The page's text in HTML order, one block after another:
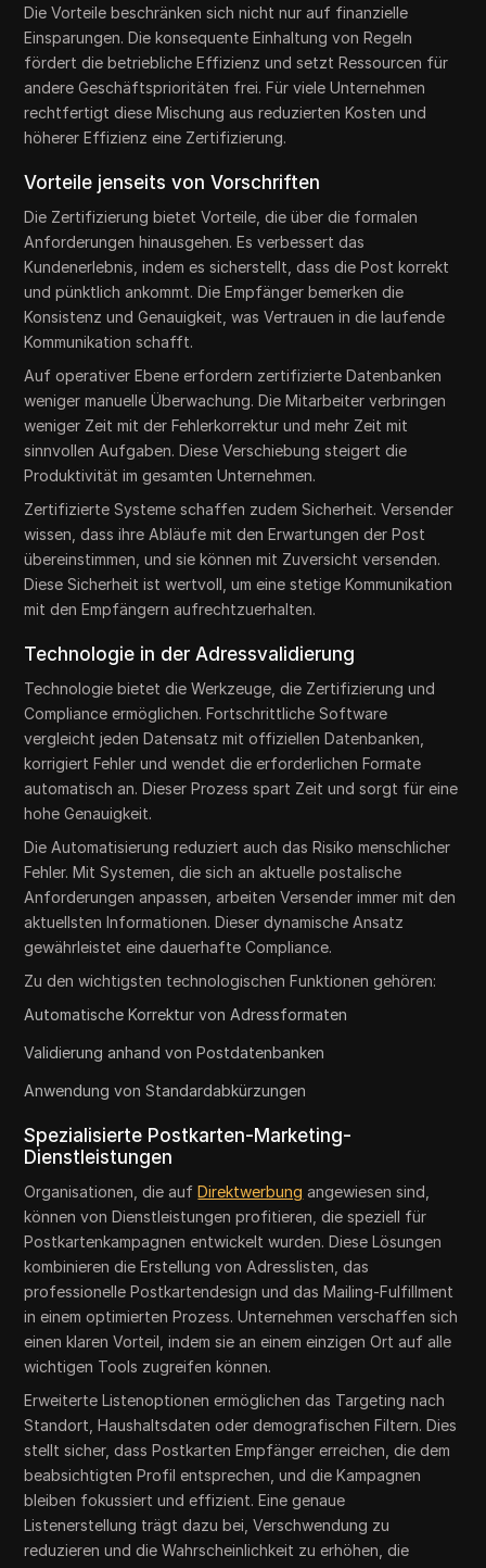
Die Vorteile beschränken sich nicht nur auf finanzielle
Einsparungen. Die konsequente Einhaltung von Regeln
fördert die betriebliche Effizienz und setzt Ressourcen für
andere Geschäftsprioritäten frei. Für viele Unternehmen
rechtfertigt diese Mischung aus reduzierten Kosten und
höherer Effizienz eine Zertifizierung.
Vorteile jenseits von Vorschriften
Die Zertifizierung bietet Vorteile, die über die formalen
Anforderungen hinausgehen. Es verbessert das
Kundenerlebnis, indem es sicherstellt, dass die Post korrekt
und pünktlich ankommt. Die Empfänger bemerken die
Konsistenz und Genauigkeit, was Vertrauen in die laufende
Kommunikation schafft.
Auf operativer Ebene erfordern zertifizierte Datenbanken
weniger manuelle Überwachung. Die Mitarbeiter verbringen
weniger Zeit mit der Fehlerkorrektur und mehr Zeit mit
sinnvollen Aufgaben. Diese Verschiebung steigert die
Produktivität im gesamten Unternehmen.
Zertifizierte Systeme schaffen zudem Sicherheit. Versender
wissen, dass ihre Abläufe mit den Erwartungen der Post
übereinstimmen, und sie können mit Zuversicht versenden.
Diese Sicherheit ist wertvoll, um eine stetige Kommunikation
mit den Empfängern aufrechtzuerhalten.
Technologie in der Adressvalidierung
Technologie bietet die Werkzeuge, die Zertifizierung und
Compliance ermöglichen. Fortschrittliche Software
vergleicht jeden Datensatz mit offiziellen Datenbanken,
korrigiert Fehler und wendet die erforderlichen Formate
automatisch an. Dieser Prozess spart Zeit und sorgt für eine
hohe Genauigkeit.
Die Automatisierung reduziert auch das Risiko menschlicher
Fehler. Mit Systemen, die sich an aktuelle postalische
Anforderungen anpassen, arbeiten Versender immer mit den
aktuellsten Informationen. Dieser dynamische Ansatz
gewährleistet eine dauerhafte Compliance.
Zu den wichtigsten technologischen Funktionen gehören:
Automatische Korrektur von Adressformaten
Validierung anhand von Postdatenbanken
Anwendung von Standardabkürzungen
Spezialisierte Postkarten-Marketing-
Dienstleistungen
Organisationen, die aufDirektwerbung angewiesen sind,
können von Dienstleistungen profitieren, die speziell für
Postkartenkampagnen entwickelt wurden. Diese Lösungen
kombinieren die Erstellung von Adresslisten, das
professionelle Postkartendesign und das Mailing-Fulfillment
in einem optimierten Prozess. Unternehmen verschaffen sich
einen klaren Vorteil, indem sie an einem einzigen Ort auf alle
wichtigen Tools zugreifen können.
Erweiterte Listenoptionen ermöglichen das Targeting nach
Standort, Haushaltsdaten oder demografischen Filtern. Dies
stellt sicher, dass Postkarten Empfänger erreichen, die dem
beabsichtigten Profil entsprechen, und die Kampagnen
bleiben fokussiert und effizient. Eine genaue
Listenerstellung trägt dazu bei, Verschwendung zu
reduzieren und die Wahrscheinlichkeit zu erhöhen, die